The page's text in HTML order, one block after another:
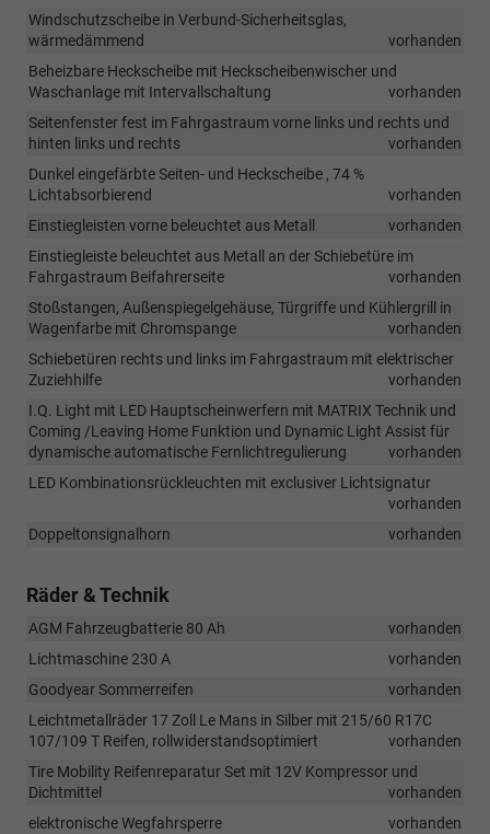
Windschutzscheibe in Verbund-Sicherheitsglas,
wärmedämmend
vorhanden
Beheizbare Heckscheibe mit Heckscheibenwischer und
Waschanlage mit Intervallschaltung
vorhanden
Seitenfenster fest im Fahrgastraum vorne links und rechts und
hinten links und rechts
vorhanden
Dunkel eingefärbte Seiten- und Heckscheibe , 74 %
Lichtabsorbierend
vorhanden
Einstiegleisten vorne beleuchtet aus Metall
vorhanden
Einstiegleiste beleuchtet aus Metall an der Schiebetüre im
Fahrgastraum Beifahrerseite
vorhanden
Stoßstangen, Außenspiegelgehäuse, Türgriffe und Kühlergrill in
Wagenfarbe mit Chromspange
vorhanden
Schiebetüren rechts und links im Fahrgastraum mit elektrischer
Zuziehhilfe
vorhanden
I.Q. Light mit LED Hauptscheinwerfern mit MATRIX Technik und
Coming /Leaving Home Funktion und Dynamic Light Assist für
dynamische automatische Fernlichtregulierung
vorhanden
LED Kombinationsrückleuchten mit exclusiver Lichtsignatur
vorhanden
Doppeltonsignalhorn
vorhanden
Räder & Technik
AGM Fahrzeugbatterie 80 Ah
vorhanden
Lichtmaschine 230 A
vorhanden
Goodyear Sommerreifen
vorhanden
Leichtmetallräder 17 Zoll Le Mans in Silber mit 215/60 R17C
107/109 T Reifen, rollwiderstandsoptimiert
vorhanden
Tire Mobility Reifenreparatur Set mit 12V Kompressor und
Dichtmittel
vorhanden
elektronische Wegfahrsperre
vorhanden